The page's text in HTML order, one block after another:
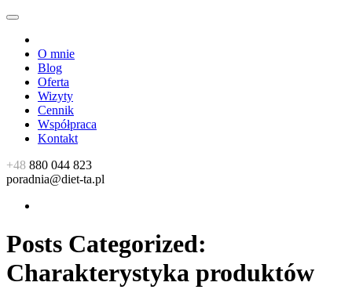
O mnie
Blog
Oferta
Wizyty
Cennik
Współpraca
Kontakt
+48 880 044 823
poradnia@diet-ta.pl
Posts Categorized:
Charakterystyka produktów